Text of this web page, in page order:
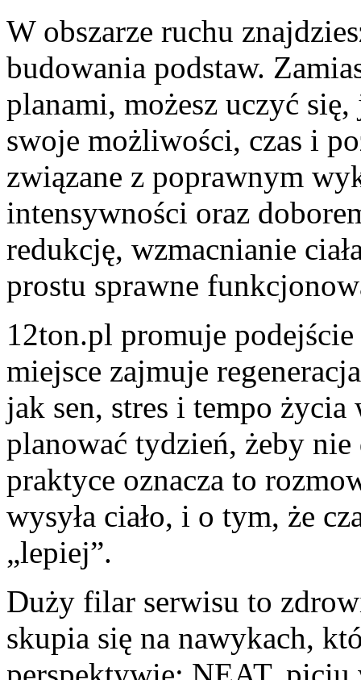
W obszarze ruchu
budowania podstaw.
planami, możesz uczyć
swoje możliwości, czas i
związane z poprawnym
intensywności oraz
redukcję, wzmacnianie
prostu sprawne
12ton.pl promuje
miejsce zajmuje
jak sen, stres i tempo życia
planować tydzień, żeby
praktyce oznacza to
wysyła ciało, i o tym, że
„lepiej”.
Duży filar serwisu to
skupia się na nawykach,